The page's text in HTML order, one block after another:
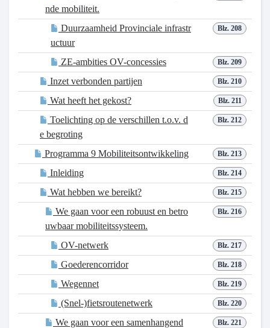
nde mobiliteit.
Blz. 208
Duurzaamheid Provinciale infrastr
uctuur
Blz. 209
ZE-ambities OV-concessies
Blz. 210
Inzet verbonden partijen
Blz. 211
Wat heeft het gekost?
Blz. 212
Toelichting op de verschillen t.o.v. d
e begroting
Blz. 213
Programma 9 Mobiliteitsontwikkeling
Blz. 214
Inleiding
Blz. 215
Wat hebben we bereikt?
Blz. 216
We gaan voor een robuust en betro
uwbaar mobiliteitssysteem.
Blz. 217
OV-netwerk
Blz. 218
Goederencorridor
Blz. 219
Wegennet
Blz. 220
(Snel-)fietsroutenetwerk
Blz. 221
We gaan voor een samenhangend